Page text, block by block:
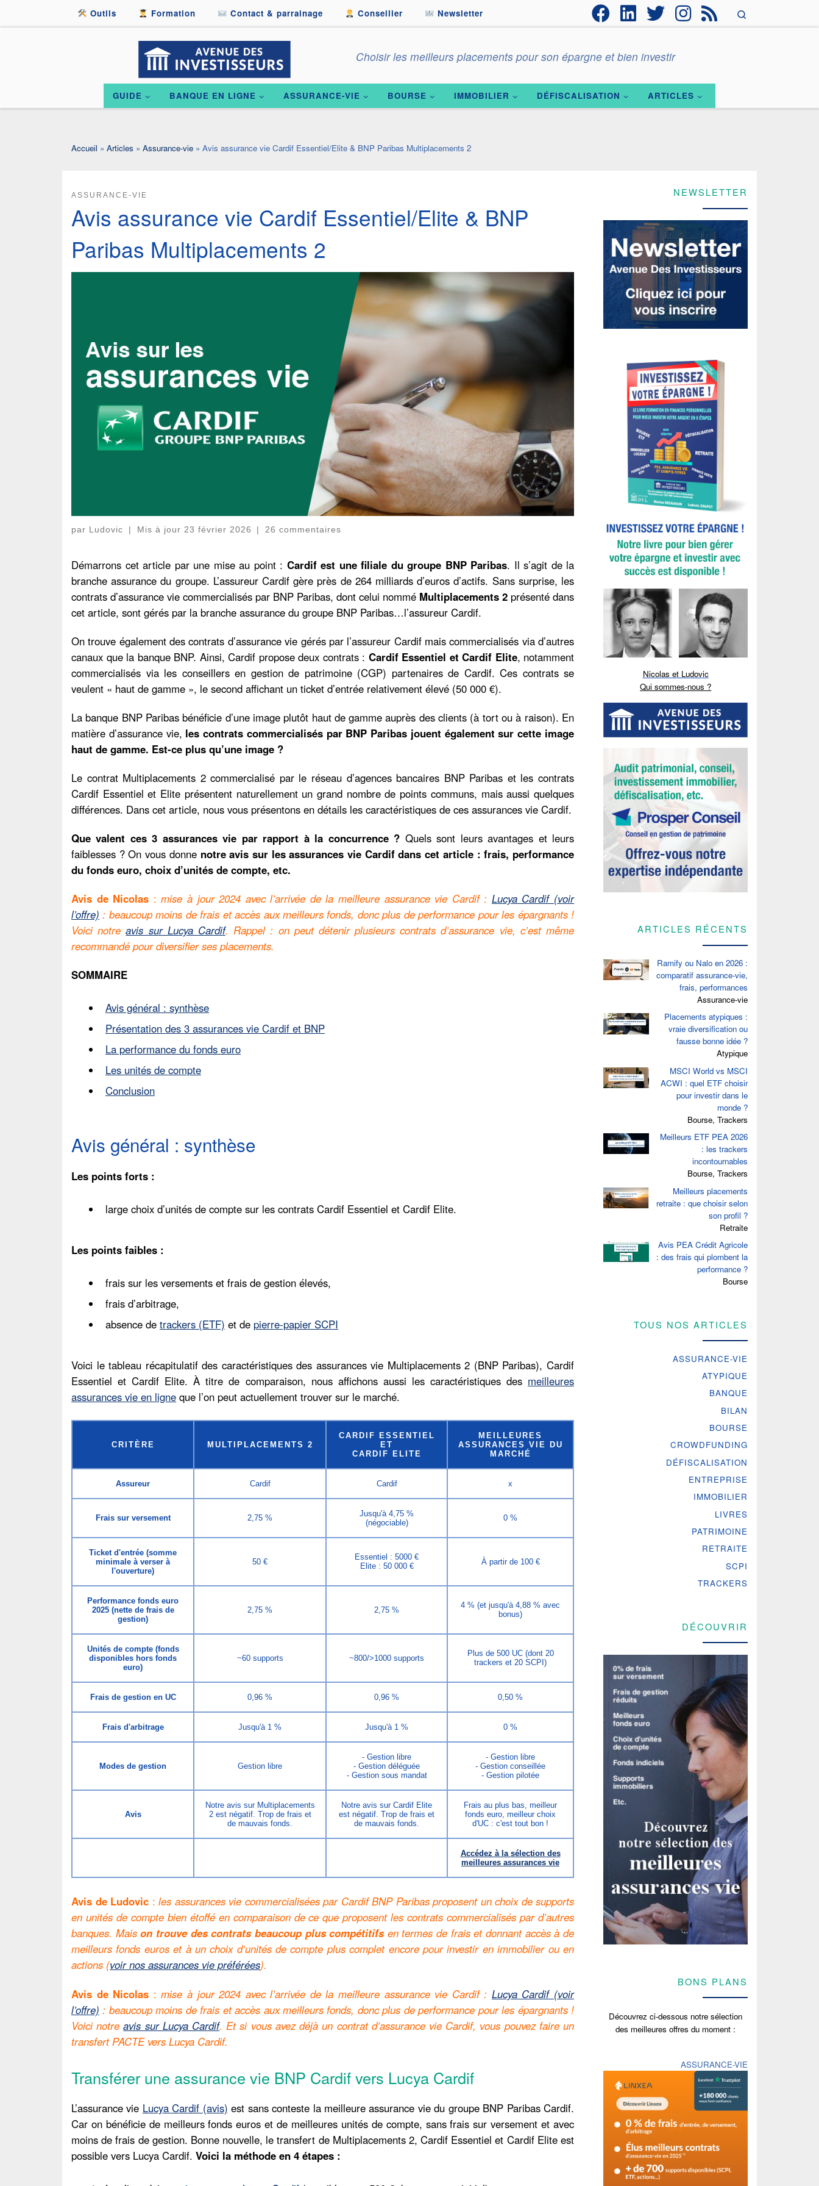
Passer au contenuOutils Formation Contact & parrainage Conseiller Newsletter
Choisir les meilleurs placements pour son épargne et bien investir
GUIDE BANQUE EN LIGNE ASSURANCE-VIE BOURSE IMMOBILIER DÉFISCALISATION ARTICLES
Accueil » Articles » Assurance-vie » Avis assurance vie Cardif Essentiel/Elite & BNP Paribas Multiplacements 2
ASSURANCE-VIE
Avis assurance vie Cardif Essentiel/Elite & BNP
Paribas Multiplacements 2
par Ludovic | Mis à jour 23 février 2026 | 26 commentaires
Démarrons cet article par une mise au point : Cardif est une filiale du groupe BNP Paribas. Il s’agit de la
branche assurance du groupe. L’assureur Cardif gère près de 264 milliards d’euros d’actifs. Sans surprise, les
contrats d’assurance vie commercialisés par BNP Paribas, dont celui nommé Multiplacements 2 présenté dans
cet article, sont gérés par la branche assurance du groupe BNP Paribas…l’assureur Cardif.
On trouve également des contrats d’assurance vie gérés par l’assureur Cardif mais commercialisés via d’autres
canaux que la banque BNP. Ainsi, Cardif propose deux contrats : Cardif Essentiel et Cardif Elite, notamment
commercialisés via les conseillers en gestion de patrimoine (CGP) partenaires de Cardif. Ces contrats se
veulent « haut de gamme », le second affichant un ticket d’entrée relativement élevé (50 000 €).
La banque BNP Paribas bénéficie d’une image plutôt haut de gamme auprès des clients (à tort ou à raison). En
matière d’assurance vie, les contrats commercialisés par BNP Paribas jouent également sur cette image
haut de gamme. Est-ce plus qu’une image ?
Le contrat Multiplacements 2 commercialisé par le réseau d’agences bancaires BNP Paribas et les contrats
Cardif Essentiel et Elite présentent naturellement un grand nombre de points communs, mais aussi quelques
différences. Dans cet article, nous vous présentons en détails les caractéristiques de ces assurances vie Cardif.
Que valent ces 3 assurances vie par rapport à la concurrence ? Quels sont leurs avantages et leurs
faiblesses ? On vous donne notre avis sur les assurances vie Cardif dans cet article : frais, performance
du fonds euro, choix d’unités de compte, etc.
Avis de Nicolas :mise à jour 2024 avec l’arrivée de la meilleure assurance vie Cardif : Lucya Cardif (voir
l’offre) : beaucoup moins de frais et accès aux meilleurs fonds, donc plus de performance pour les épargnants !
Voici notreavis sur Lucya Cardif. Rappel : on peut détenir plusieurs contrats d’assurance vie, c’est même
recommandé pour diversifier ses placements.
SOMMAIRE
Avis général : synthèse
Présentation des 3 assurances vie Cardif et BNP
La performance du fonds euro
Les unités de compte
Conclusion
Avis général : synthèse
Les points forts :
large choix d’unités de compte sur les contrats Cardif Essentiel et Cardif Elite.
Les points faibles :
frais sur les versements et frais de gestion élevés,
frais d’arbitrage,
absence de trackers (ETF) et de pierre-papier SCPI
Voici le tableau récapitulatif des caractéristiques des assurances vie Multiplacements 2 (BNP Paribas), Cardif
Essentiel et Cardif Elite. À titre de comparaison, nous affichons aussi les caractéristiques des meilleures
assurances vie en ligne que l’on peut actuellement trouver sur le marché.
CRITÈRE MULTIPLACEMENTS 2
CARDIF ESSENTIEL
ET
CARDIF ELITE
MEILLEURES
ASSURANCES VIE DU
MARCHÉ
Assureur Cardif Cardif x
Frais sur versement 2,75 %
Jusqu'à 4,75 %
(négociable)
0 %
Ticket d'entrée (somme
minimale à verser à
l'ouverture)
50 €
Essentiel : 5000 €
Elite : 50 000 €
À partir de 100 €
Performance fonds euro
2025 (nette de frais de
gestion)
2,75 % 2,75 %
4 % (et jusqu'à 4,88 % avec
bonus)
Unités de compte (fonds
disponibles hors fonds
euro)
~60 supports ~800/>1000 supports
Plus de 500 UC (dont 20
trackers et 20 SCPI)
Frais de gestion en UC 0,96 % 0,96 % 0,50 %
Frais d'arbitrage Jusqu'à 1 % Jusqu'à 1 % 0 %
Modes de gestion Gestion libre
- Gestion libre
- Gestion déléguée
- Gestion sous mandat
- Gestion libre
- Gestion conseillée
- Gestion pilotée
Avis
Notre avis sur Multiplacements
2 est négatif. Trop de frais et
de mauvais fonds.
Notre avis sur Cardif Elite
est négatif. Trop de frais et
de mauvais fonds.
Frais au plus bas, meilleur
fonds euro, meilleur choix
d'UC : c'est tout bon !
Accédez à la sélection des
meilleures assurances vie
Avis de Ludovic : les assurances vie commercialisées par Cardif BNP Paribas proposent un choix de supports
en unités de compte bien étoffé en comparaison de ce que proposent les contrats commercialisés par d’autres
banques. Maison trouve des contrats beaucoup plus compétitifs en termes de frais et donnant accès à de
meilleurs fonds euros et à un choix d’unités de compte plus complet encore pour investir en immobilier ou en
actions (voir nos assurances vie préférées).
Avis de Nicolas :mise à jour 2024 avec l’arrivée de la meilleure assurance vie Cardif : Lucya Cardif (voir
l’offre) : beaucoup moins de frais et accès aux meilleurs fonds, donc plus de performance pour les épargnants !
Voici notreavis sur Lucya Cardif. Et si vous avez déjà un contrat d’assurance vie Cardif, vous pouvez faire un
transfert PACTE vers Lucya Cardif.
Transférer une assurance vie BNP Cardif vers Lucya Cardif
L’assurance vie Lucya Cardif (avis) est sans conteste la meilleure assurance vie du groupe BNP Paribas Cardif.
Car on bénéficie de meilleurs fonds euros et de meilleures unités de compte, sans frais sur versement et avec
moins de frais de gestion. Bonne nouvelle, le transfert de Multiplacements 2, Cardif Essentiel et Cardif Elite est
possible vers Lucya Cardif. Voici la méthode en 4 étapes :
NEWSLETTER
Nicolas et Ludovic
Qui sommes-nous ?
ARTICLES RÉCENTS
Ramify ou Nalo en 2026 :
comparatif assurance-vie,
frais, performances
Assurance-vie
Placements atypiques :
vraie diversification ou
fausse bonne idée ?
Atypique
MSCI World vs MSCI
ACWI : quel ETF choisir
pour investir dans le
monde ?
Bourse, Trackers
Meilleurs ETF PEA 2026
: les trackers
incontournables
Bourse, Trackers
Meilleurs placements
retraite : que choisir selon
son profil ?
Retraite
Avis PEA Crédit Agricole
: des frais qui plombent la
performance ?
Bourse
TOUS NOS ARTICLES
ASSURANCE-VIE
ATYPIQUE
BANQUE
BILAN
BOURSE
CROWDFUNDING
DÉFISCALISATION
ENTREPRISE
IMMOBILIER
LIVRES
PATRIMOINE
RETRAITE
SCPI
TRACKERS
DÉCOUVRIR
BONS PLANS
Découvrez ci-dessous notre sélection
des meilleures offres du moment :
ASSURANCE-VIE